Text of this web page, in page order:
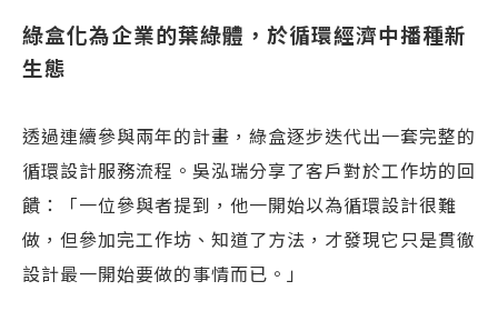
綠盒化為企業的葉綠體，於循環經濟中播種新
生態
透過連續參與兩年的計畫，綠盒逐步迭代出一套完整的
循環設計服務流程。吳泓瑞分享了客戶對於工作坊的回
饋：「一位參與者提到，他一開始以為循環設計很難
做，但參加完工作坊、知道了方法，才發現它只是貫徹
設計最一開始要做的事情而已。」